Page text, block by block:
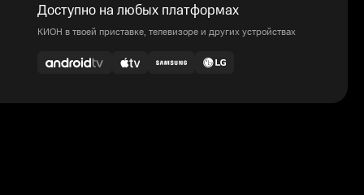
Доступно на любых платформах
КИОН в твоей приставке, телевизоре и других устройствах